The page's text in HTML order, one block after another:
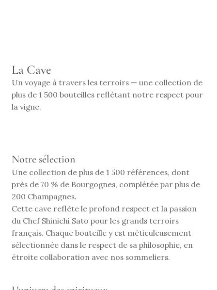
La Cave
Un voyage à travers les terroirs — une collection de
plus de 1 500 bouteilles reflétant notre respect pour
la vigne.
Notre sélection
Une collection de plus de 1 500 références, dont
près de 70 % de Bourgognes, complétée par plus de
200 Champagnes.
Cette cave reflète le profond respect et la passion
du Chef Shinichi Sato pour les grands terroirs
français. Chaque bouteille y est méticuleusement
sélectionnée dans le respect de sa philosophie, en
étroite collaboration avec nos sommeliers.